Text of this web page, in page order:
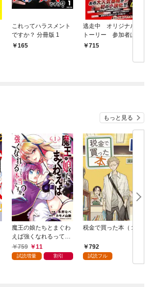
これってハラスメント
ですか？ 分冊版 1
165
逃走中 オリジナルス
トーリー 参加者は小
学生！？ 渋谷の街を
715
もっと見る
魔王の娘たちとまぐわ
えば強くなれるって本
当ですか？【特典ペー
パー付き】【カラーペ
759 11
試読増量 割引
税金で買った本（１）
792
試読フル